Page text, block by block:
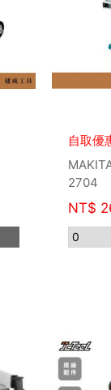
自取優
2704
NT$